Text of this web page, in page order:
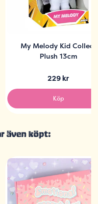
My Melody Kid Collect
Plush 13cm
229 kr
Köp
även köpt: